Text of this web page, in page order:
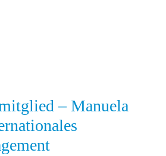
– Manuela